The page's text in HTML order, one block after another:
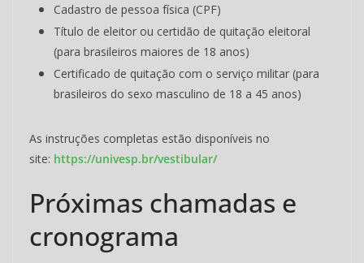
Cadastro de pessoa física (CPF)
Título de eleitor ou certidão de quitação eleitoral
(para brasileiros maiores de 18 anos)
Certificado de quitação com o serviço militar (para
brasileiros do sexo masculino de 18 a 45 anos)
As instruções completas estão disponíveis no
site: https://univesp.br/vestibular/
Próximas chamadas e
cronograma